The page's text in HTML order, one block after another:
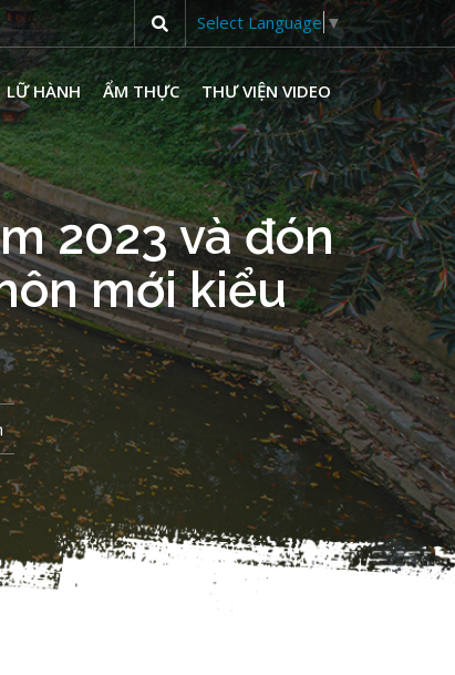
Select Language ▼
LỮ HÀNH ẨM THỰC THƯ VIỆN VIDEO
2023 và đón
mới kiểu